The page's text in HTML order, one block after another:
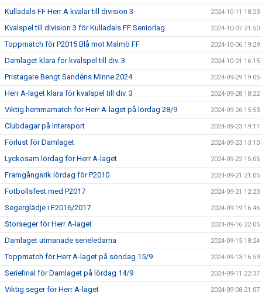
Kulladals FF Herr A kvalar till division 3 2024-10-11 18:23
Kvalspel till division 3 för Kulladals FF Seniorlag 2024-10-07 21:50
Toppmatch för P2015 Blå mot Malmö FF 2024-10-06 19:29
Damlaget klara för kvalspel till div. 3 2024-10-01 16:15
Pristagare Bengt Sandéns Minne 2024 2024-09-29 19:05
Herr A-laget klara för kvalspel till div. 3 2024-09-28 18:22
Viktig hemmamatch för Herr A-laget på lördag 28/9 2024-09-26 15:53
Clubdagar på Intersport 2024-09-23 19:11
Förlust för Damlaget 2024-09-23 13:10
Lyckosam lördag för Herr A-laget 2024-09-22 15:05
Framgångsrik lördag för P2010 2024-09-21 21:05
Fotbollsfest med P2017 2024-09-21 12:23
Segerglädje i F2016/2017 2024-09-19 16:46
Storseger för Herr A-laget 2024-09-16 22:05
Damlaget utmanade serieledarna 2024-09-15 18:24
Toppmatch för Herr A-laget på söndag 15/9 2024-09-13 16:59
Seriefinal för Damlaget på lördag 14/9 2024-09-11 22:37
Viktig seger för Herr A-laget 2024-09-08 21:07